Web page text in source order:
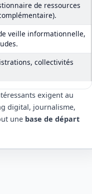
de ressources
veille informationnelle,
collectivités
exigent au
digital, journalisme,
une base de départ